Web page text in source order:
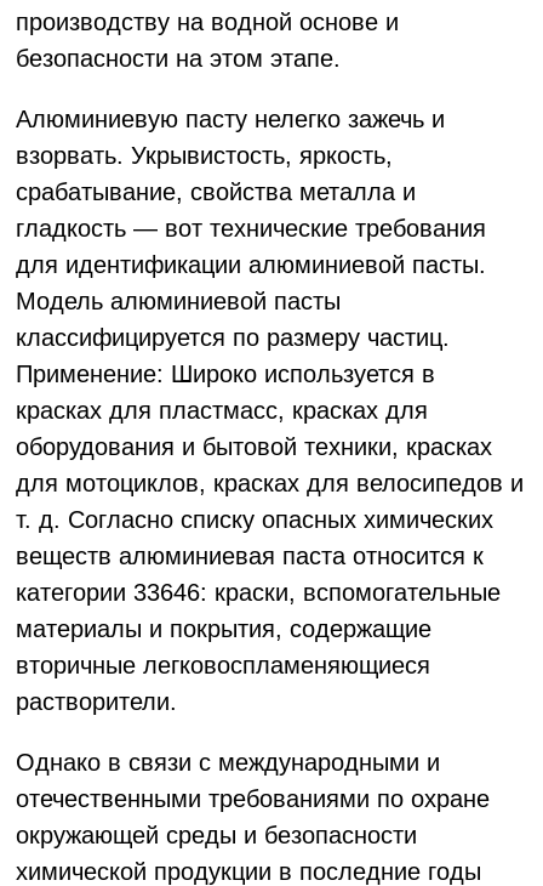
производству на водной основе и
безопасности на этом этапе.
Алюминиевую пасту нелегко зажечь и
взорвать. Укрывистость, яркость,
срабатывание, свойства металла и
гладкость — вот технические требования
для идентификации алюминиевой пасты.
Модель алюминиевой пасты
классифицируется по размеру частиц.
Применение: Широко используется в
красках для пластмасс, красках для
оборудования и бытовой техники, красках
для мотоциклов, красках для велосипедов и
т. д. Согласно списку опасных химических
веществ алюминиевая паста относится к
категории 33646: краски, вспомогательные
материалы и покрытия, содержащие
вторичные легковоспламеняющиеся
растворители.
Однако в связи с международными и
отечественными требованиями по охране
окружающей среды и безопасности
химической продукции в последние годы